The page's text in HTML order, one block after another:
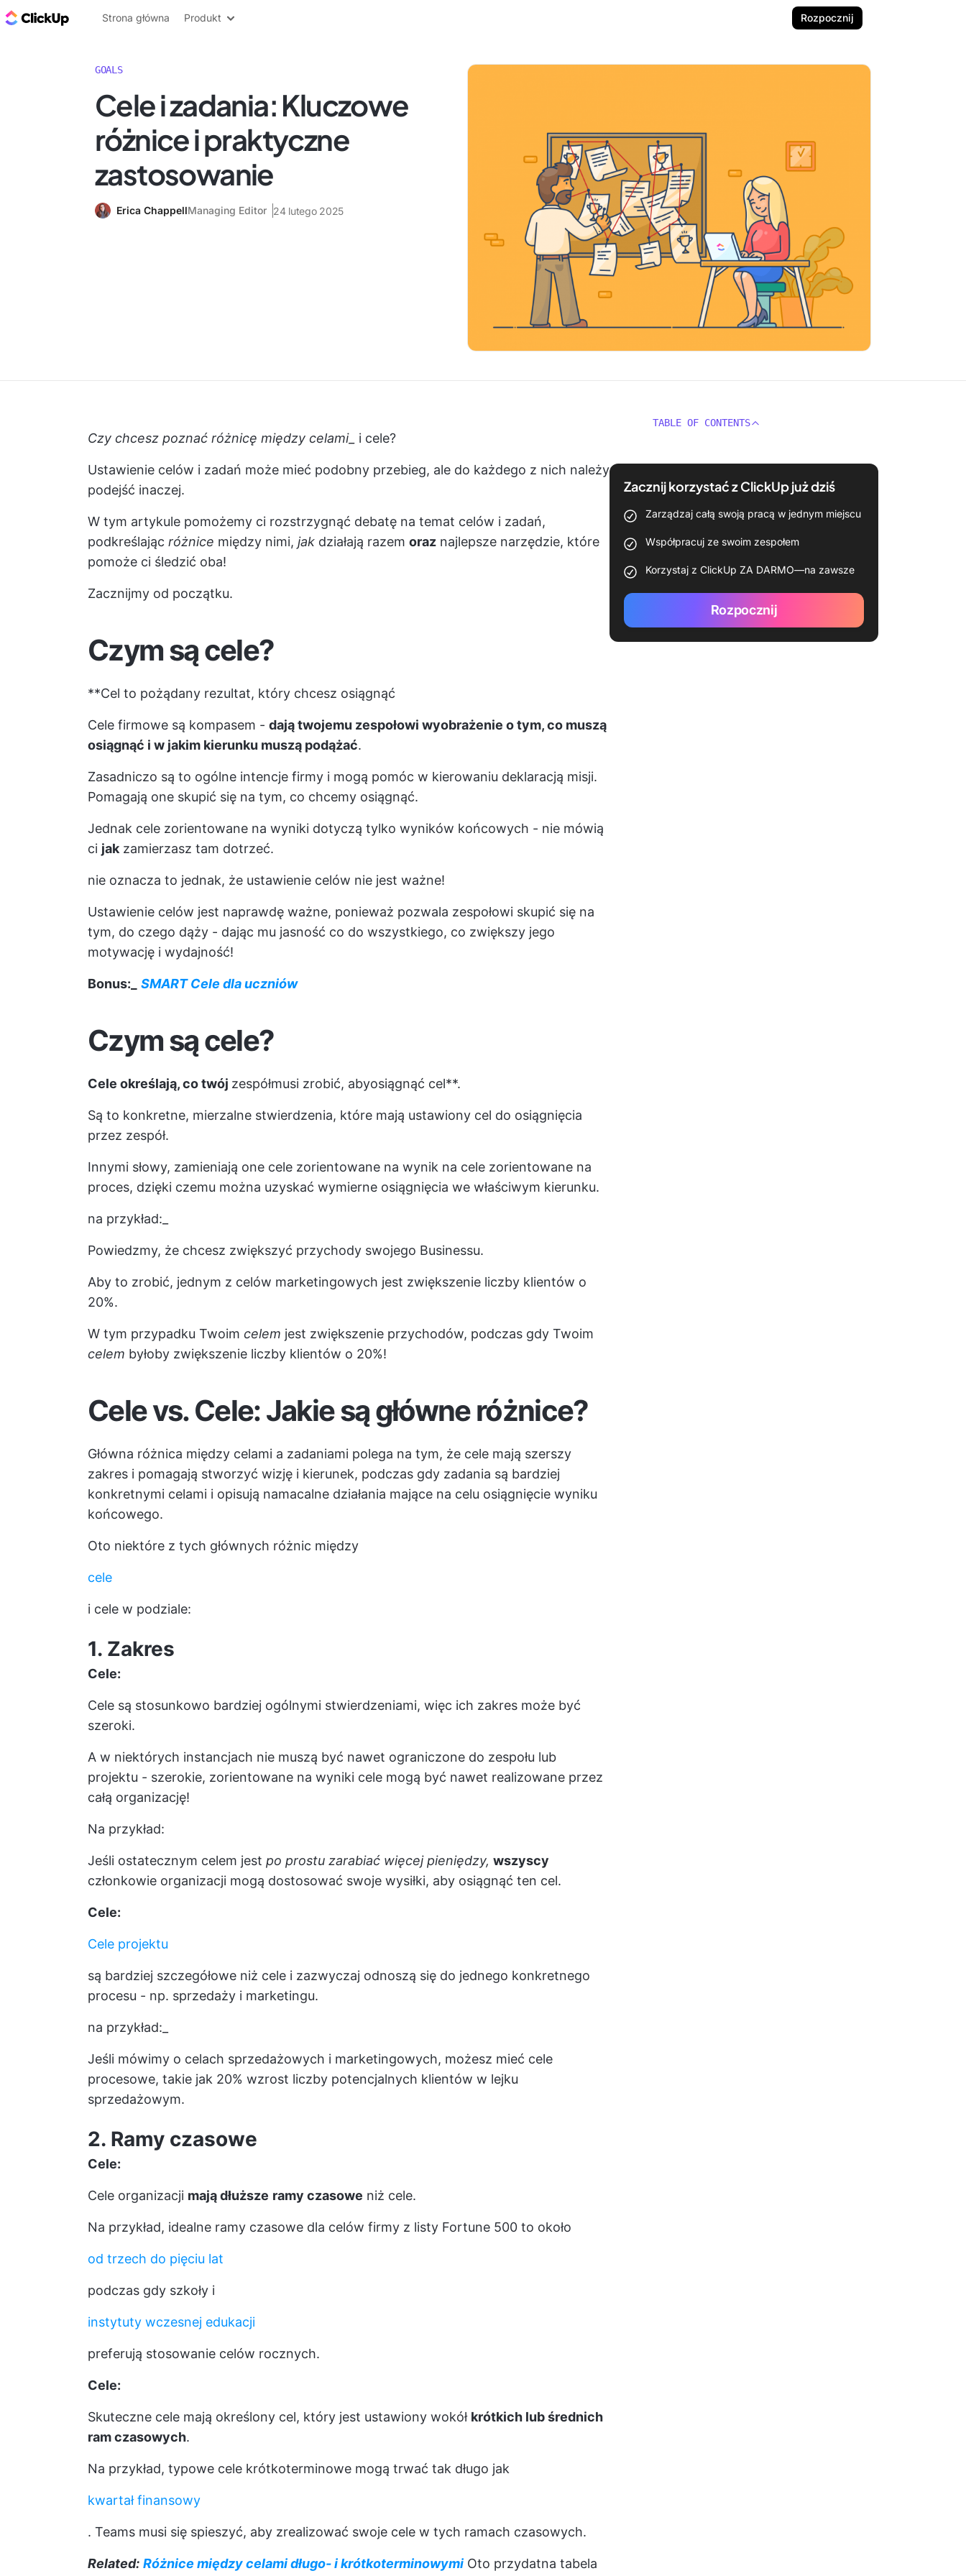
ClickUp Blog
Strona główna Produkt Rozpocznij
GOALS
Cele i zadania: Kluczowe
różnice i praktyczne
zastosowanie
Erica ChappellManaging Editor 24 lutego 2025
Czy chcesz poznać różnicę między celami_ i cele?
Ustawienie celów i zadań może mieć podobny przebieg, ale do każdego z nich należy
podejść inaczej.
W tym artykule pomożemy ci rozstrzygnąć debatę na temat celów i zadań,
podkreślając różnice między nimi, jak działają razem oraz najlepsze narzędzie, które
pomoże ci śledzić oba!
Zacznijmy od początku.
Czym są cele?
**Cel to pożądany rezultat, który chcesz osiągnąć
Cele firmowe są kompasem - dają twojemu zespołowi wyobrażenie o tym, co muszą
osiągnąć i w jakim kierunku muszą podążać.
Zasadniczo są to ogólne intencje firmy i mogą pomóc w kierowaniu deklaracją misji.
Pomagają one skupić się na tym, co chcemy osiągnąć.
Jednak cele zorientowane na wyniki dotyczą tylko wyników końcowych - nie mówią
ci jak zamierzasz tam dotrzeć.
nie oznacza to jednak, że ustawienie celów nie jest ważne!
Ustawienie celów jest naprawdę ważne, ponieważ pozwala zespołowi skupić się na
tym, do czego dąży - dając mu jasność co do wszystkiego, co zwiększy jego
motywację i wydajność!
Bonus:_ SMART Cele dla uczniów
Czym są cele?
Cele określają, co twój zespółmusi zrobić, abyosiągnąć cel**.
Są to konkretne, mierzalne stwierdzenia, które mają ustawiony cel do osiągnięcia
przez zespół.
Innymi słowy, zamieniają one cele zorientowane na wynik na cele zorientowane na
proces, dzięki czemu można uzyskać wymierne osiągnięcia we właściwym kierunku.
na przykład:_
Powiedzmy, że chcesz zwiększyć przychody swojego Businessu.
Aby to zrobić, jednym z celów marketingowych jest zwiększenie liczby klientów o
20%.
W tym przypadku Twoim celem jest zwiększenie przychodów, podczas gdy Twoim
celem byłoby zwiększenie liczby klientów o 20%!
Cele vs. Cele: Jakie są główne różnice?
Główna różnica między celami a zadaniami polega na tym, że cele mają szerszy
zakres i pomagają stworzyć wizję i kierunek, podczas gdy zadania są bardziej
konkretnymi celami i opisują namacalne działania mające na celu osiągnięcie wyniku
końcowego.
Oto niektóre z tych głównych różnic między
cele
i cele w podziale:
1. Zakres
Cele:
Cele są stosunkowo bardziej ogólnymi stwierdzeniami, więc ich zakres może być
szeroki.
A w niektórych instancjach nie muszą być nawet ograniczone do zespołu lub
projektu - szerokie, zorientowane na wyniki cele mogą być nawet realizowane przez
całą organizację!
Na przykład:
Jeśli ostatecznym celem jest po prostu zarabiać więcej pieniędzy, wszyscy
członkowie organizacji mogą dostosować swoje wysiłki, aby osiągnąć ten cel.
Cele:
Cele projektu
są bardziej szczegółowe niż cele i zazwyczaj odnoszą się do jednego konkretnego
procesu - np. sprzedaży i marketingu.
na przykład:_
Jeśli mówimy o celach sprzedażowych i marketingowych, możesz mieć cele
procesowe, takie jak 20% wzrost liczby potencjalnych klientów w lejku
sprzedażowym.
2. Ramy czasowe
Cele:
Cele organizacji mają dłuższe ramy czasowe niż cele.
Na przykład, idealne ramy czasowe dla celów firmy z listy Fortune 500 to około
od trzech do pięciu lat
podczas gdy szkoły i
instytuty wczesnej edukacji
preferują stosowanie celów rocznych.
Cele:
Skuteczne cele mają określony cel, który jest ustawiony wokół krótkich lub średnich
ram czasowych.
Na przykład, typowe cele krótkoterminowe mogą trwać tak długo jak
kwartał finansowy
. Teams musi się spieszyć, aby zrealizować swoje cele w tych ramach czasowych.
Related: Różnice między celami długo- i krótkoterminowymi Oto przydatna tabela
TABLE OF CONTENTS
Zacznij korzystać z ClickUp już dziś
Zarządzaj całą swoją pracą w jednym miejscu
Współpracuj ze swoim zespołem
Korzystaj z ClickUp ZA DARMO—na zawsze
Rozpocznij